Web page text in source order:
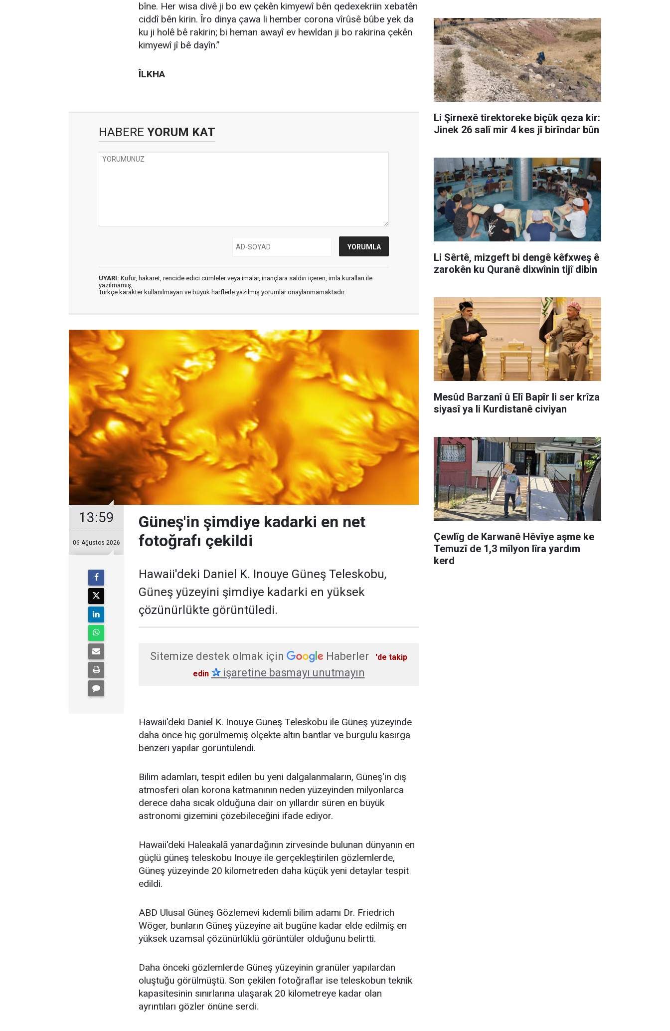
bîne. Her wisa divê ji bo ew çekên kimyewî bên qedexekriin xebatên
ciddî bên kirin. Îro dinya çawa li hember corona vîrûsê bûbe yek da
ku ji holê bê rakirin; bi heman awayî ev hewldan ji bo rakirina çekên
kimyewî jî bê dayîn.”
ÎLKHA
HABERE YORUM KAT
UYARI: Küfür, hakaret, rencide edici cümleler veya imalar, inançlara saldırı içeren, imla kuralları ile
yazılmamış,
Türkçe karakter kullanılmayan ve büyük harflerle yazılmış yorumlar onaylanmamaktadır.
13:59
06 Ağustos 2026
Güneş'in şimdiye kadarki en net
fotoğrafı çekildi
Hawaii'deki Daniel K. Inouye Güneş Teleskobu,
Güneş yüzeyini şimdiye kadarki en yüksek
çözünürlükte görüntüledi.
Sitemize destek olmak için Haberler
'de takip
edin ✰işaretine basmayı unutmayın
Hawaii'deki Daniel K. Inouye Güneş Teleskobu ile Güneş yüzeyinde
daha önce hiç görülmemiş ölçekte altın bantlar ve burgulu kasırga
benzeri yapılar görüntülendi.
Bilim adamları, tespit edilen bu yeni dalgalanmaların, Güneş'in dış
atmosferi olan korona katmanının neden yüzeyinden milyonlarca
derece daha sıcak olduğuna dair on yıllardır süren en büyük
astronomi gizemini çözebileceğini ifade ediyor.
Hawaii'deki Haleakalā yanardağının zirvesinde bulunan dünyanın en
güçlü güneş teleskobu Inouye ile gerçekleştirilen gözlemlerde,
Güneş yüzeyinde 20 kilometreden daha küçük yeni detaylar tespit
edildi.
ABD Ulusal Güneş Gözlemevi kıdemli bilim adamı Dr. Friedrich
Wöger, bunların Güneş yüzeyine ait bugüne kadar elde edilmiş en
yüksek uzamsal çözünürlüklü görüntüler olduğunu belirtti.
Daha önceki gözlemlerde Güneş yüzeyinin granüler yapılardan
oluştuğu görülmüştü. Son çekilen fotoğraflar ise teleskobun teknik
kapasitesinin sınırlarına ulaşarak 20 kilometreye kadar olan
ayrıntıları gözler önüne serdi.
Li Şirnexê tirektoreke biçûk qeza kir:
Jinek 26 salî mir 4 kes jî birîndar bûn
Li Sêrtê, mizgeft bi dengê kêfxweş ê
zarokên ku Quranê dixwînin tijî dibin
Mesûd Barzanî û Elî Bapîr li ser krîza
siyasî ya li Kurdistanê civiyan
Çewlîg de Karwanê Hêvîye aşme ke
Temuzî de 1,3 mîlyon lîra yardım
kerd